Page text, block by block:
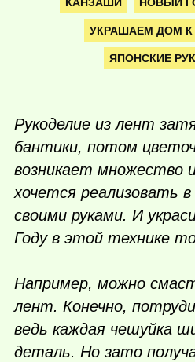
УКРАШАЕМ ДОМ К
ЯПОНСКИЕ
Рукоделие из лент
бантики, потом
возникает множество
хочется реализовать
своими руками. И
Году в этой технике
Например, можно
лент. Конечно,
ведь каждая чешуйка
деталь. Но зато